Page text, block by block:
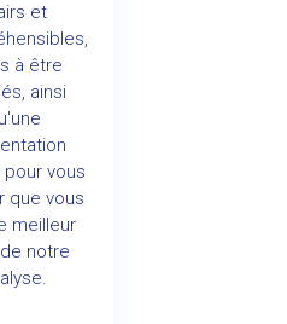
et
à être
ainsi
vous
que vous
meilleur
notre